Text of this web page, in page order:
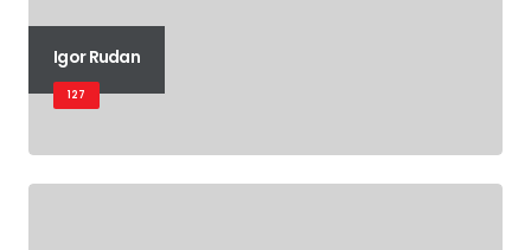
Igor Rudan
127